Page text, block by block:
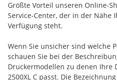
Größte Vorteil unseren Online-
Service-Center, der in der Nähe
Verfügung steht.
Wenn Sie unsicher sind welche
schauen Sie bei der
Druckermodellen zu denen Ihre
2500XL C passt. Die